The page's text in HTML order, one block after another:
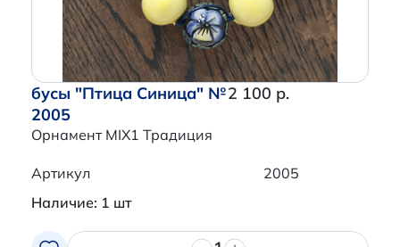
бусы "Птица Синица" №
2005
Орнамент MIX1 Традиция
2 100 р.
Артикул
2005
Наличие: 1 шт